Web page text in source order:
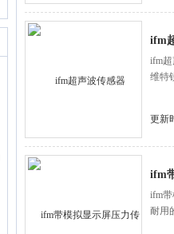
ifm
ifm
维特
更新
ifm
ifm
耐用